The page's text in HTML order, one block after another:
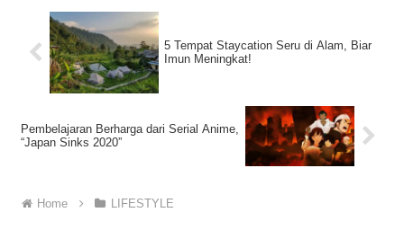
5 Tempat Staycation Seru di Alam, Biar
Imun Meningkat!
Pembelajaran Berharga dari Serial Anime,
“Japan Sinks 2020”
Home LIFESTYLE